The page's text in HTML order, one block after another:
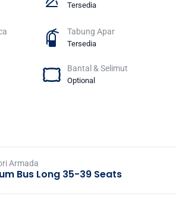
Tersedia
Tabung Apar
Tersedia
Bantal & Selimut
Optional
Armada
Bus Long 35-39 Seats